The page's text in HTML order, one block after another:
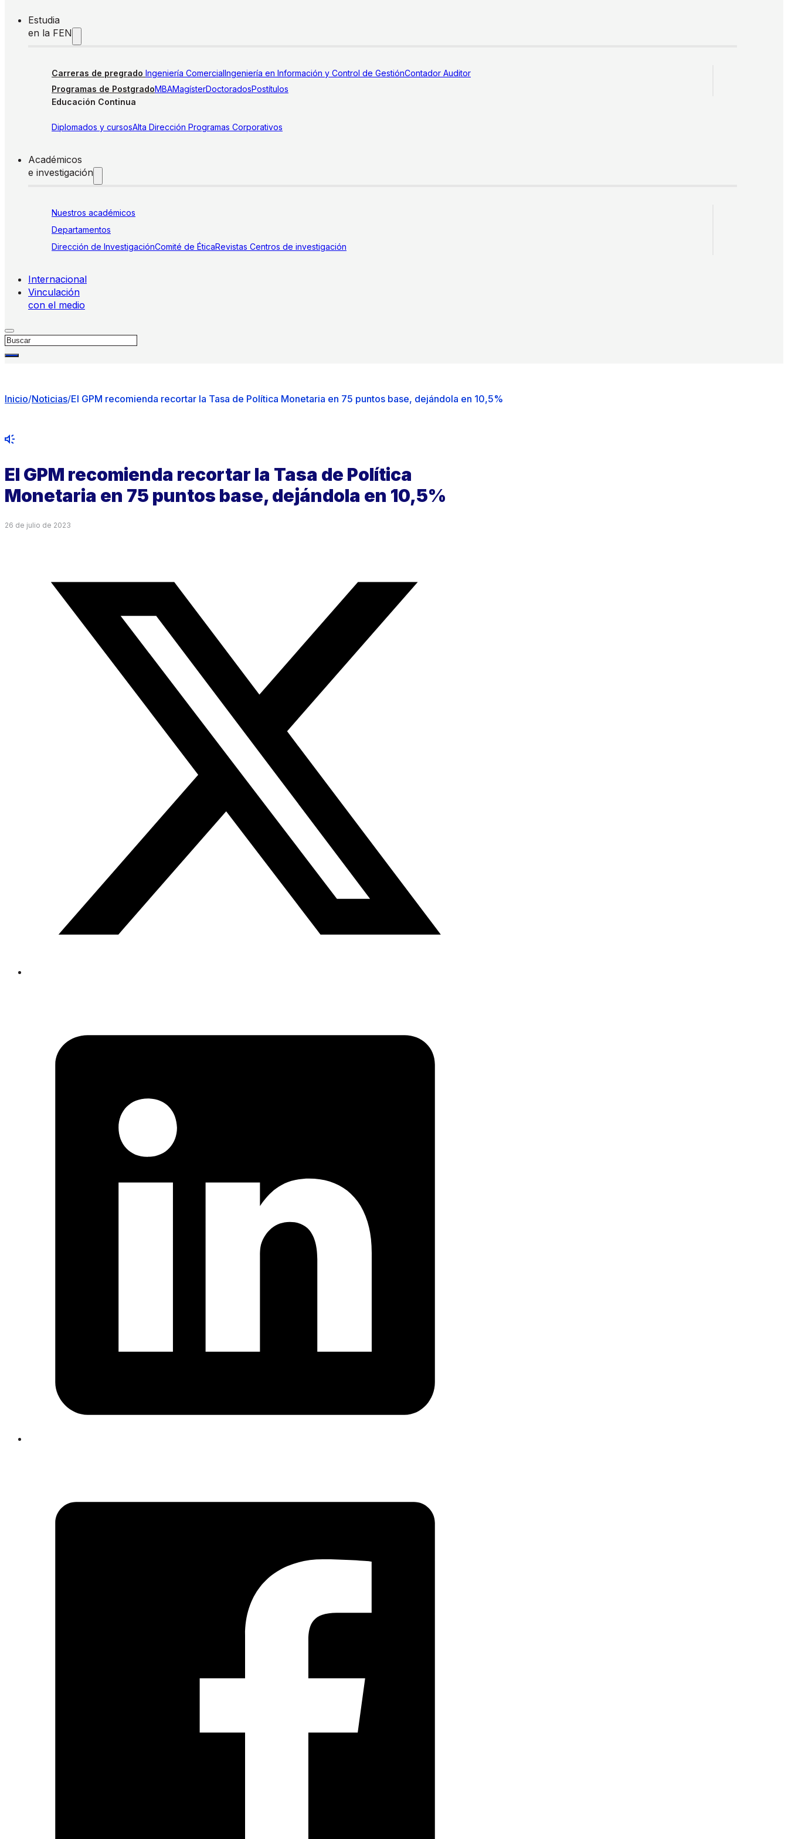
Estudia
en la FEN
Carreras de pregrado Ingeniería ComercialIngeniería en Información y Control de GestiónContador Auditor
Programas de PostgradoMBAMagísterDoctoradosPostítulos
Educación Continua
Diplomados y cursosAlta Dirección Programas Corporativos
Académicos
e investigación
Nuestros académicos
Departamentos
Dirección de InvestigaciónComité de ÉticaRevistas Centros de investigación
Internacional
Vinculación
con el medio
Buscar
Inicio/Noticias/El GPM recomienda recortar la Tasa de Política Monetaria en 75 puntos base, dejándola en 10,5%
El GPM recomienda recortar la Tasa de Política
Monetaria en 75 puntos base, dejándola en 10,5%
26 de julio de 2023